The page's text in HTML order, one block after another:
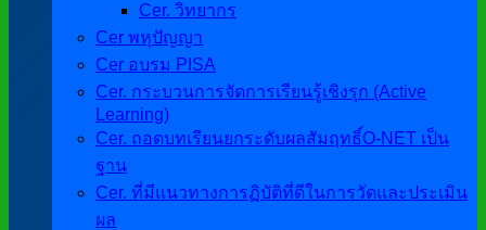
Cer. วิทยากร
Cer พหุปัญญา
Cer อบรม PISA
Cer. กระบวนการจัดการเรียนรู้เชิงรุก (Active
Learning)
Cer. ถอดบทเรียนยกระดับผลสัมฤทธิ์O-NET เป็น
ฐาน
Cer. ที่มีแนวทางการฏิบัติที่ดีในการวัดและประเมิน
ผล